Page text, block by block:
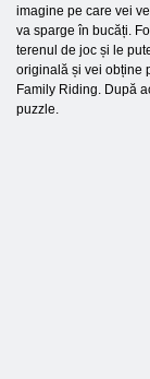
imagine pe care vei
va sparge în bucăți.
terenul de joc și le
originală și vei obține
Family Riding. După
puzzle.